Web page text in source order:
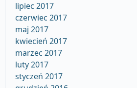
lipiec 2017
czerwiec 2017
maj 2017
kwiecień 2017
marzec 2017
luty 2017
styczeń 2017